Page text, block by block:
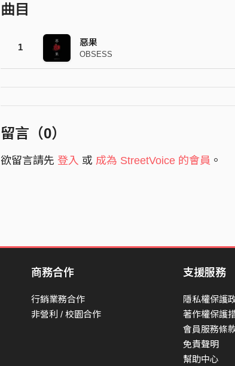
曲目
1 惡果
OBSESS
留言（0）
欲留言請先 登入 或 成為 StreetVoice 的會員 。
商務合作
行銷業務合作
非營利 / 校園合作
支援服務
隱私權保護
著作權保護
會員服務條
免責聲明
幫助中心